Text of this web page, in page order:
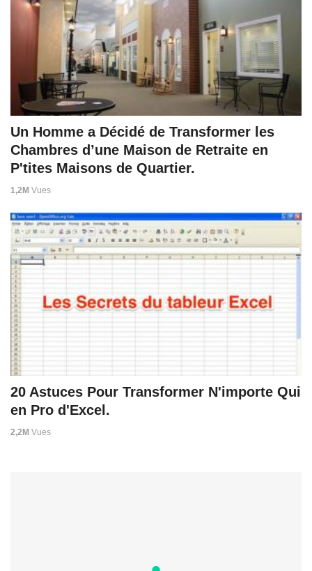
Un Homme a Décidé de Transformer les
Chambres d’une Maison de Retraite en
P'tites Maisons de Quartier.
1,2M Vues
20 Astuces Pour Transformer N'importe Qui
en Pro d'Excel.
2,2M Vues